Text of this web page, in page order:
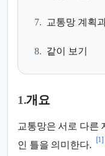
7. 교통망 계획
8. 같이 보기
1.개요
교통망은 서로 다른
인 틀을 의미한다.
[1]